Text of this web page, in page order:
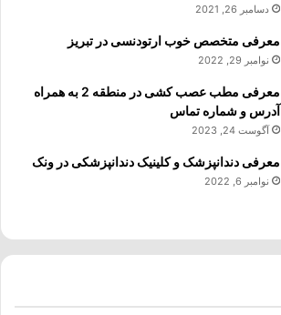
دسامبر 26, 2021
معرفی متخصص خوب ارتودنسی در تبریز
نوامبر 29, 2022
معرفی مطب عصب کشی در منطقه 2 به همراه
آدرس و شماره تماس
آگوست 24, 2023
معرفی دندانپزشک و کلینیک دندانپزشکی در ونک
نوامبر 6, 2022